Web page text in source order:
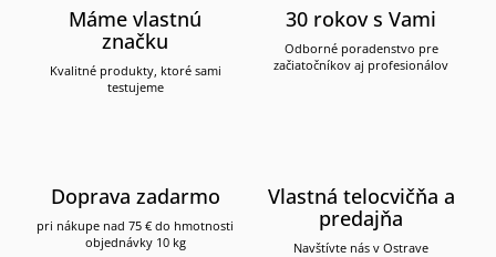
Máme vlastnú
značku
Kvalitné produkty, ktoré sami
testujeme
30 rokov s Vami
Odborné poradenstvo pre
začiatočníkov aj profesionálov
Doprava zadarmo
pri nákupe nad 75 € do hmotnosti
objednávky 10 kg
Vlastná telocvičňa a
predajňa
Navštívte nás v Ostrave